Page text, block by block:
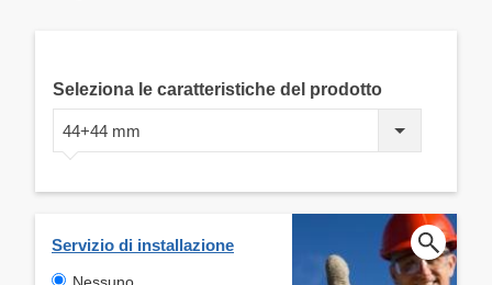
Seleziona le caratteristiche del prodotto
44+44 mm
Servizio di installazione
Nessuno